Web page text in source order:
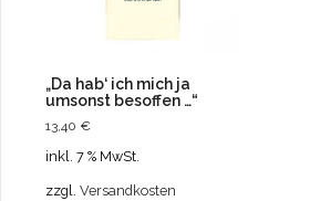
„Da hab‘ ich mich ja
umsonst besoffen …“
13,40 €
inkl. 7 % MwSt.
zzgl. Versandkosten